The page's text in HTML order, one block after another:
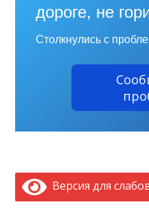
дороге, не
Столкнулись с
Версия для